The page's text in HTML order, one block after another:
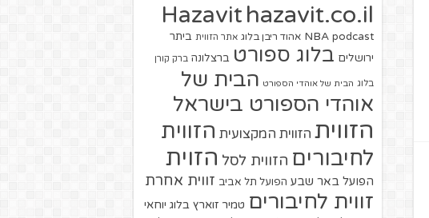
Hazavit hazavit.co.il
NBA podcast אהוד ריבן בלוג אתר הזווית ביתר
ירושלים בלוג ספורט ברצלונה ברק קורן
בלוג הבית של אוהדי הספורט הבית של
אוהדי הספורט בישראל
הזווית הזווית המקצועית הזווית
לחיבורים הזווית לסל הזוית
הפועל באר שבע הפועל תל אביב זווית אחרת
זווית לחיבורים טמיר זוארץ בלוג יוחאי